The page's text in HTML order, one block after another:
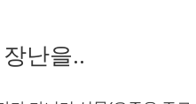
난을..